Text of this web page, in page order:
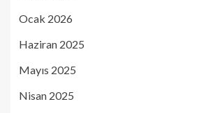
Ocak 2026
Haziran 2025
Mayıs 2025
Nisan 2025